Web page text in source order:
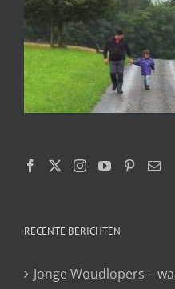
RECENTE BERICHTEN
Jonge Woudlopers –